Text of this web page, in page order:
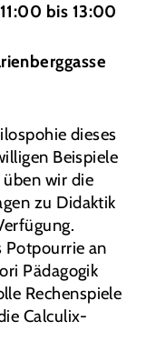
bis 13:00
dieses
Beispiele
wir die
zu Didaktik
Potpourrie an
Pädagogik
Rechenspiele
Calculix-